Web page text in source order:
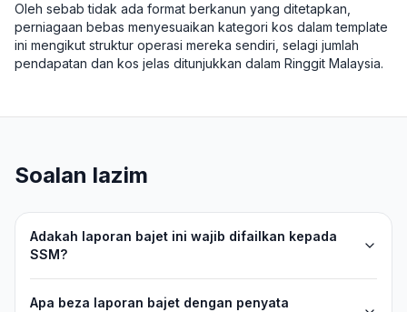
Oleh sebab tidak ada format berkanun yang ditetapkan,
perniagaan bebas menyesuaikan kategori kos dalam template
ini mengikut struktur operasi mereka sendiri, selagi jumlah
pendapatan dan kos jelas ditunjukkan dalam Ringgit Malaysia.
Soalan lazim
Adakah laporan bajet ini wajib difailkan kepada
SSM?
Apa beza laporan bajet dengan penyata